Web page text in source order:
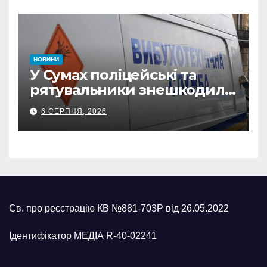
НОВИНИ
У Сумах поліцейські та
рятувальники знешкодили
500-кілограмову авіабомбу
росіян
6 СЕРПНЯ, 2026
Св. про реєстрацію КВ №881-703Р від 26.05.2022
Ідентифікатор МЕДІА R-40-02241